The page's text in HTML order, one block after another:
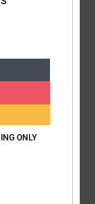
Verifizierter Kauf
ONLY